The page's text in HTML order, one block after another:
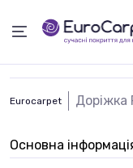
Eurocarpet Доріжка
Основна